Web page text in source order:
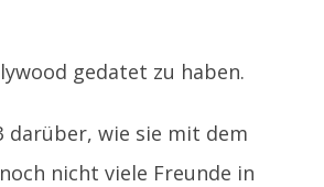
gedatet zu haben.
darüber, wie sie mit dem
nicht viele Freunde in